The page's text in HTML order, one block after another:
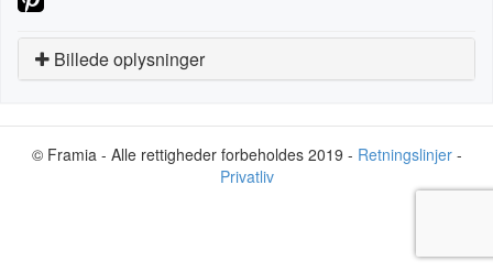
Billede oplysninger
© Framia - Alle rettigheder forbeholdes 2019 - Retningslinjer-
Privatliv